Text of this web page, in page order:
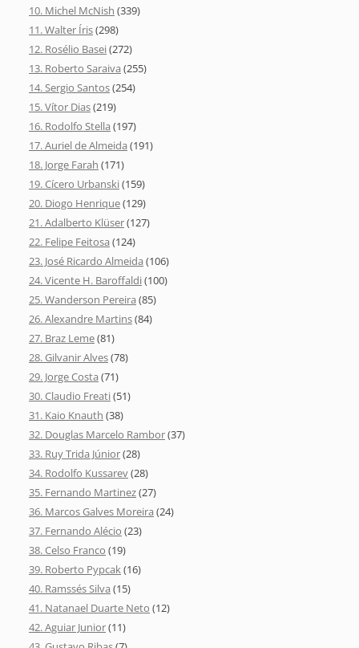
10. Michel McNish (339)
11. Walter Íris(298)
12. Rosélio Basei(272)
13. Roberto Saraiva (255)
14. Sergio Santos(254)
15. Vítor Dias(219)
16. Rodolfo Stella (197)
17. Auriel de Almeida (191)
18. Jorge Farah (171)
19. Cícero Urbanski(159)
20. Diogo Henrique(129)
21. Adalberto Klüser(127)
22. Felipe Feitosa (124)
23. José Ricardo Almeida (106)
24. Vicente H. Baroffaldi(100)
25. Wanderson Pereira (85)
26. Alexandre Martins(84)
27. Braz Leme(81)
28. Gilvanir Alves(78)
29. Jorge Costa (71)
30. Claudio Freati(51)
31. Kaio Knauth (38)
32. Douglas Marcelo Rambor(37)
33. Ruy Trida Júnior(28)
34. Rodolfo Kussarev(28)
35. Fernando Martinez(27)
36. Marcos Galves Moreira (24)
37. Fernando Alécio (23)
38. Celso Franco (19)
39. Roberto Pypcak(16)
40. Ramssés Silva (15)
41. Natanael Duarte Neto (12)
42. Aguiar Junior(11)